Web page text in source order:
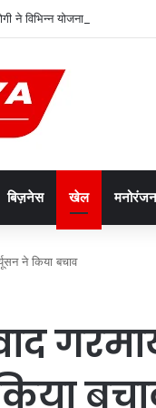
ने विभिन्न योजनाओं के
बिज़नेस खेल मनोरंजन
ने किया बचाव